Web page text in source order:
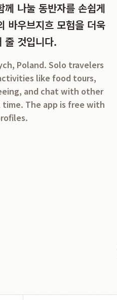
께 나눌 동반자를 손쉽게
바우브지흐 모험을 더욱
줄 것입니다.
Poland. Solo travelers
like food tours,
and chat with other
time. The app is free with